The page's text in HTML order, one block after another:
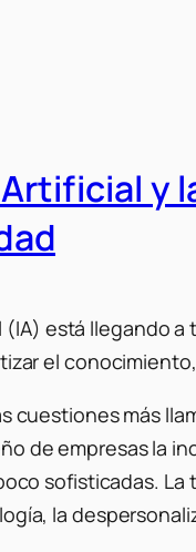
y
está llegando
el
cuestiones más
de empresas la
sofisticadas. La
la